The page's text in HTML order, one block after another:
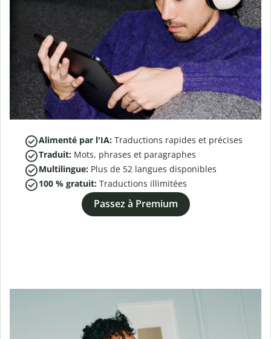
Alimenté par l'IA: Traductions rapides et précises
Traduit: Mots, phrases et paragraphes
Multilingue: Plus de 52 langues disponibles
100 % gratuit: Traductions illimitées
Passez à Premium